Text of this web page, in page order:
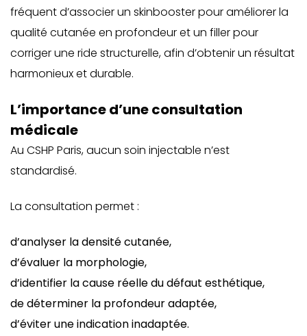
fréquent d’associer un skinbooster pour améliorer la
qualité cutanée en profondeur et un filler pour
corriger une ride structurelle, afin d’obtenir un résultat
harmonieux et durable.
L’importance d’une consultation
médicale
Au CSHP Paris, aucun soin injectable n’est
standardisé.
La consultation permet :
d’analyser la densité cutanée,
d’évaluer la morphologie,
d’identifier la cause réelle du défaut esthétique,
de déterminer la profondeur adaptée,
d’éviter une indication inadaptée.